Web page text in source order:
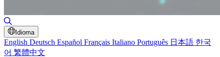
Idioma
English Deutsch Español Français Italiano Português 日本語 한국
어 繁體中文